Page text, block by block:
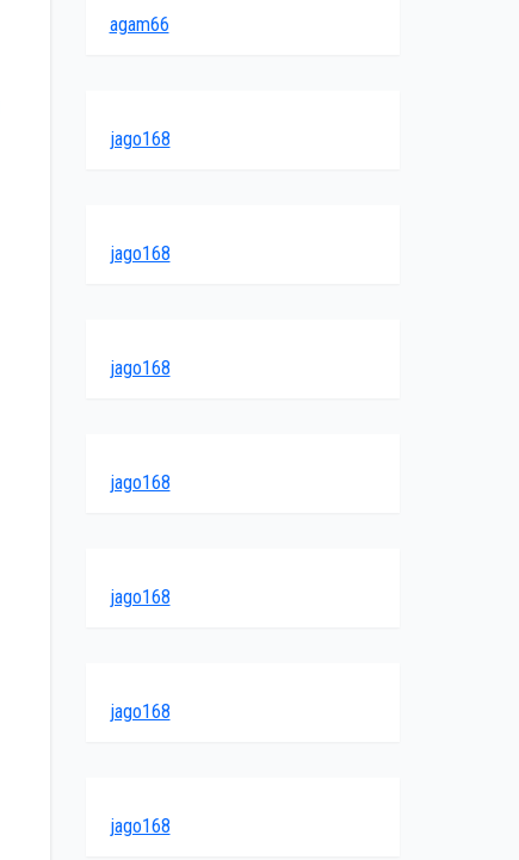
agam66
jago168
jago168
jago168
jago168
jago168
jago168
jago168